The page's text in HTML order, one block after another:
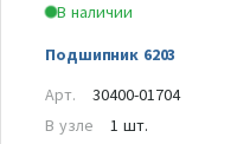
В наличии
Подшипник 6203
Арт.
30400-01704
В узле
1 шт.